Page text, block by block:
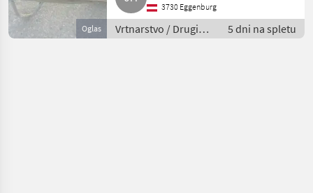
Oglas
3730 Eggenburg
Vrtnarstvo / Drugi
stroji za vrtnarstvo
5 dni na spletu